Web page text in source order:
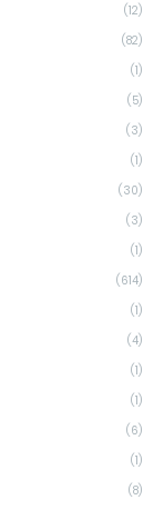
(12)
(82)
(1)
(5)
(3)
(1)
(30)
(3)
(1)
(614)
(1)
(4)
(1)
(1)
(6)
(1)
(8)